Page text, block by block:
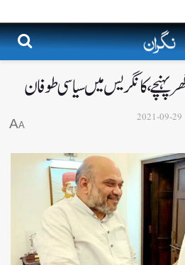
پہنچے ، کانگریس میں سیاسی طوفان
2021-09-29
A
A